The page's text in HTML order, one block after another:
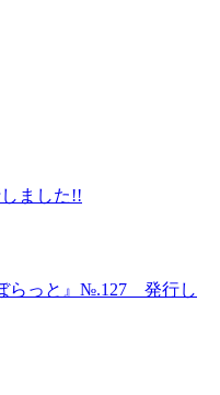
ました!!
らっと』№.127 発行し